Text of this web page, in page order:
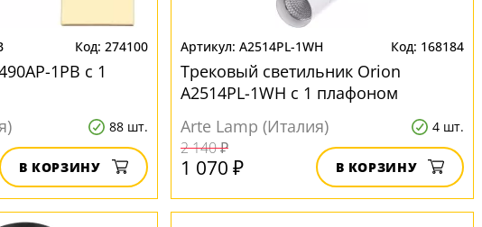
274100
1PB с 1
88 шт.
В КОРЗИНУ
A2514PL-1WH 168184
Трековый светильник Orion
A2514PL-1WH с 1 плафоном
Arte Lamp (Италия)
4 шт.
2 140 ₽
1 070 ₽ В КОРЗИНУ